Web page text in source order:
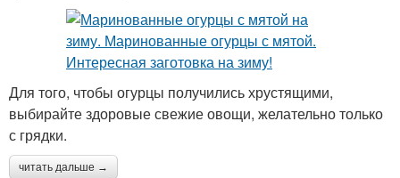
Для того, чтобы огурцы получились хрустящими,
выбирайте здоровые свежие овощи, желательно только
с грядки.
читать дальше →